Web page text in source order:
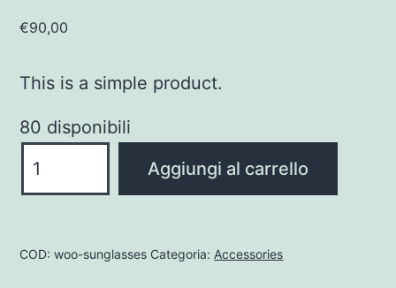
€90,00
This is a simple product.
80 disponibili
quantità
Aggiungi al carrello
COD:woo-sunglasses Categoria: Accessories